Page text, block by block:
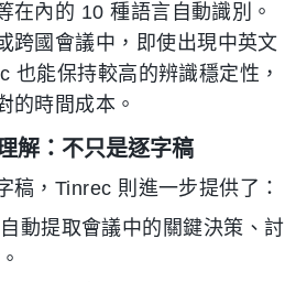
在內的 10 種語言自動識別。
跨國會議中，即使出現中英文
也能保持較高的辨識穩定性，
的時間成本。
解：不只是逐字稿
稿，Tinrec 則進一步提供了：
自動提取會議中的關鍵決策、討